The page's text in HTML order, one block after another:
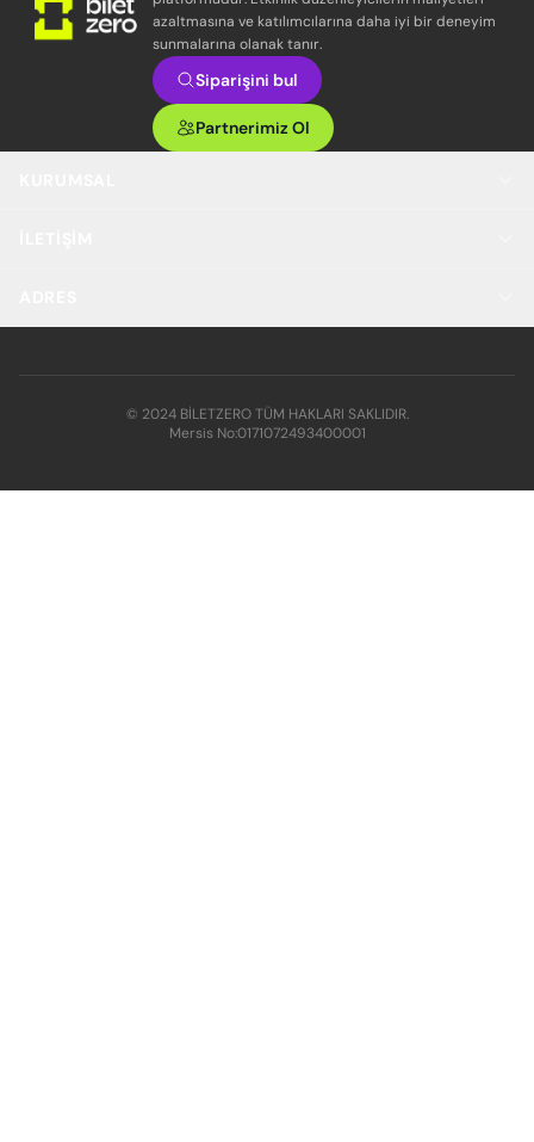
azaltmasına ve katılımcılarına daha iyi bir deneyim
sunmalarına olanak tanır.
Siparişini bul
Partnerimiz Ol
© 2024 BİLETZERO TÜM HAKLARI SAKLIDIR.
Mersis No:0171072493400001